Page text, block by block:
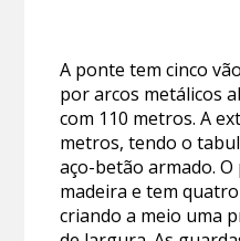
A ponte tem cinco
por arcos metálicos
com 110 metros. A
metros, tendo o
aço-betão armado. O
madeira e tem
criando a meio uma